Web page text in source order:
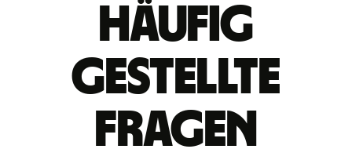
Häufig
gestellte
Fragen